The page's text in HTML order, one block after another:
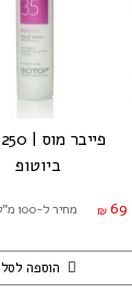
פייבר מוס | 250 מ"ל
ביוטופ
₪ 69 מחיר ל-100 מ"ל: ₪27.60
הוספה לסל